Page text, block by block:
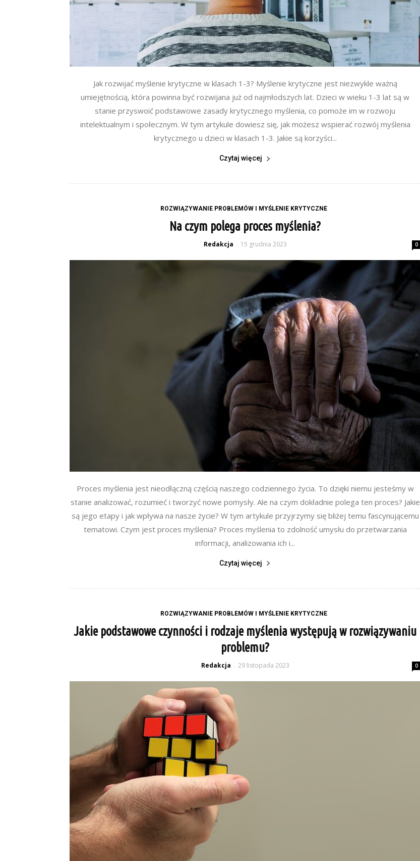
Jak rozwijać myślenie krytyczne w klasach 1-3? Myślenie krytyczne jest niezwykle ważną
umiejętnością, która powinna być rozwijana już od najmłodszych lat. Dzieci w wieku 1-3 lat są w
stanie przyswoić podstawowe zasady krytycznego myślenia, co pomoże im w rozwoju
intelektualnym i społecznym. W tym artykule dowiesz się, jak możesz wspierać rozwój myślenia
krytycznego u dzieci w klasach 1-3. Jakie są korzyści...
Czytaj więcej
ROZWIĄZYWANIE PROBLEMÓW I MYŚLENIE KRYTYCZNE
Na czym polega proces myślenia?
Redakcja - 15 grudnia 2023 0
Proces myślenia jest nieodłączną częścią naszego codziennego życia. To dzięki niemu jesteśmy w
stanie analizować, rozumieć i tworzyć nowe pomysły. Ale na czym dokładnie polega ten proces? Jakie
są jego etapy i jak wpływa na nasze życie? W tym artykule przyjrzymy się bliżej temu fascynującemu
tematowi. Czym jest proces myślenia? Proces myślenia to zdolność umysłu do przetwarzania
informacji, analizowania ich i...
Czytaj więcej
ROZWIĄZYWANIE PROBLEMÓW I MYŚLENIE KRYTYCZNE
Jakie podstawowe czynności i rodzaje myślenia występują w rozwiązywaniu
problemu?
Redakcja - 29 listopada 2023 0